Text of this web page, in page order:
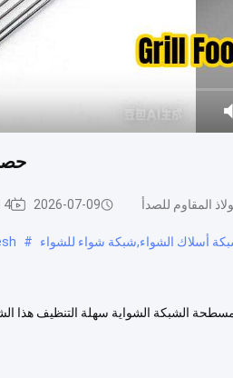
المقاوم للصدأ 2026-07-09 4 المشاهدات
أسلاك الشواء,شبكة شواء للشواء #
الشبكة الشواية سهلة التنظيف هذا